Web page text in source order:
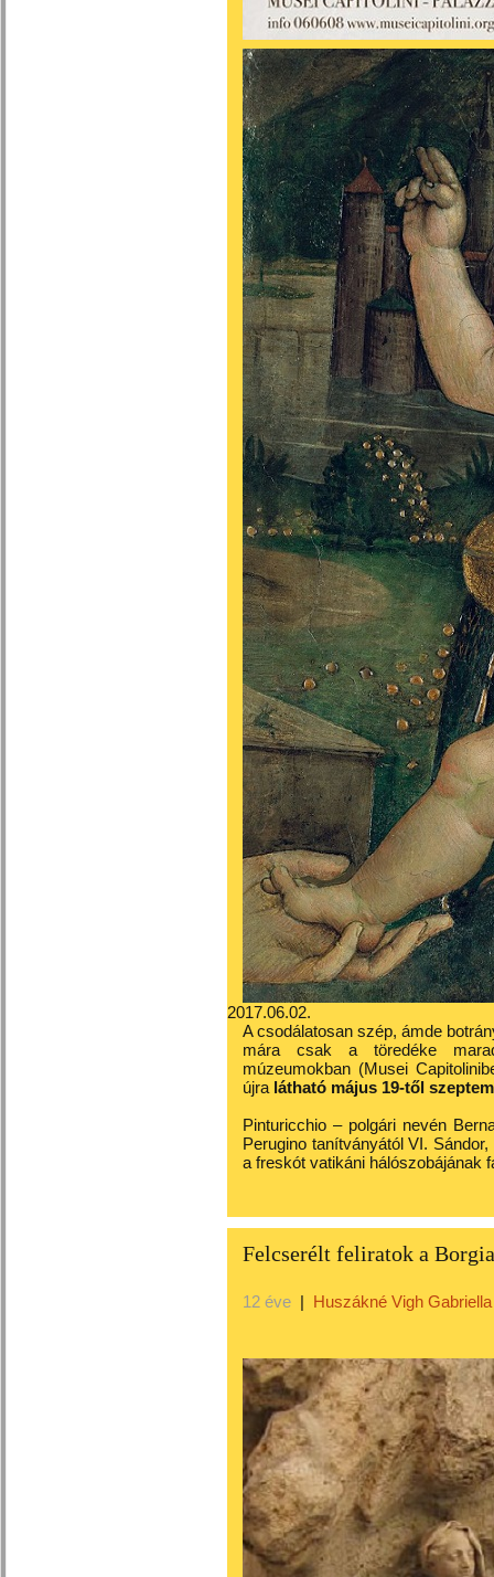
2017.06.02.
A csodálatosan szép, ámde
mára csak a töredéke
múzeumokban (Musei
újra látható május 19-től
Pinturicchio – polgári nevén
Perugino tanítványától VI.
a freskót vatikáni hálószobájának
Felcserélt feliratok a
12 éve | Huszákné Vigh Gabriella